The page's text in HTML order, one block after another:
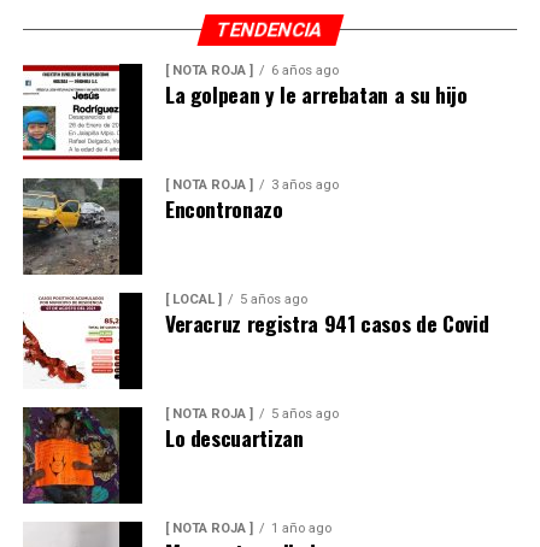
TENDENCIA
[ NOTA ROJA ] 6 años ago
La golpean y le arrebatan a su hijo
[ NOTA ROJA ] 3 años ago
Encontronazo
[ LOCAL ] 5 años ago
Veracruz registra 941 casos de Covid
[ NOTA ROJA ] 5 años ago
Lo descuartizan
[ NOTA ROJA ] 1 año ago